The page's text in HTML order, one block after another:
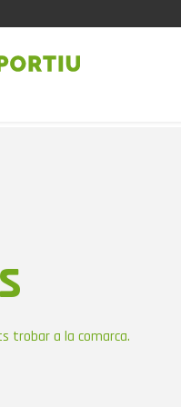
trobar a la comarca.